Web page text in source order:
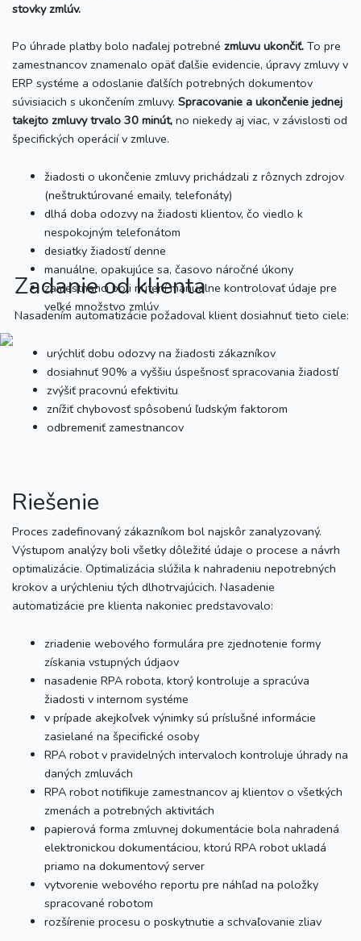
stovky zmlúv.
Po úhrade platby bolo naďalej potrebné zmluvu ukončiť. To pre
zamestnancov znamenalo opäť ďalšie evidencie, úpravy zmluvy v
ERP systéme a odoslanie ďalších potrebných dokumentov
súvisiacich s ukončením zmluvy. Spracovanie a ukončenie jednej
takejto zmluvy trvalo 30 minút, no niekedy aj viac, v závislosti od
špecifických operácií v zmluve.
žiadosti o ukončenie zmluvy prichádzali z rôznych zdrojov
(neštruktúrované emaily, telefonáty)
dlhá doba odozvy na žiadosti klientov, čo viedlo k
nespokojným telefonátom
desiatky žiadostí denne
manuálne, opakujúce sa, časovo náročné úkony
zamestnanci boli nútení manuálne kontrolovať údaje pre
veľké množstvo zmlúv
Zadanie od klienta
Nasadením automatizácie požadoval klient dosiahnuť tieto ciele:
urýchliť dobu odozvy na žiadosti zákazníkov
dosiahnuť 90% a vyššiu úspešnosť spracovania žiadostí
zvýšiť pracovnú efektivitu
znížiť chybovosť spôsobenú ľudským faktorom
odbremeniť zamestnancov
Riešenie
Proces zadefinovaný zákazníkom bol najskôr zanalyzovaný.
Výstupom analýzy boli všetky dôležité údaje o procese a návrh
optimalizácie. Optimalizácia slúžila k nahradeniu nepotrebných
krokov a urýchleniu tých dlhotrvajúcich. Nasadenie
automatizácie pre klienta nakoniec predstavovalo:
zriadenie webového formulára pre zjednotenie formy
získania vstupných údjaov
nasadenie RPA robota, ktorý kontroluje a spracúva
žiadosti v internom systéme
v prípade akejkoľvek výnimky sú príslušné informácie
zasielané na špecifické osoby
RPA robot v pravidelných intervaloch kontroluje úhrady na
daných zmluvách
RPA robot notifikuje zamestnancov aj klientov o všetkých
zmenách a potrebných aktivitách
papierová forma zmluvnej dokumentácie bola nahradená
elektronickou dokumentáciou, ktorú RPA robot ukladá
priamo na dokumentový server
vytvorenie webového reportu pre náhľad na položky
spracované robotom
rozšírenie procesu o poskytnutie a schvaľovanie zliav